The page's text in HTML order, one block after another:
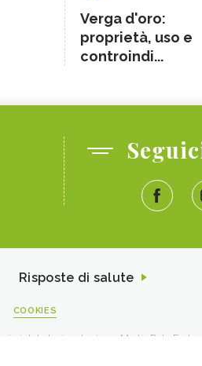
Verga d'oro:
proprietà, uso e
controindi...
Risposte di salute
COOKIES
vietata la riproduzione. Media Data